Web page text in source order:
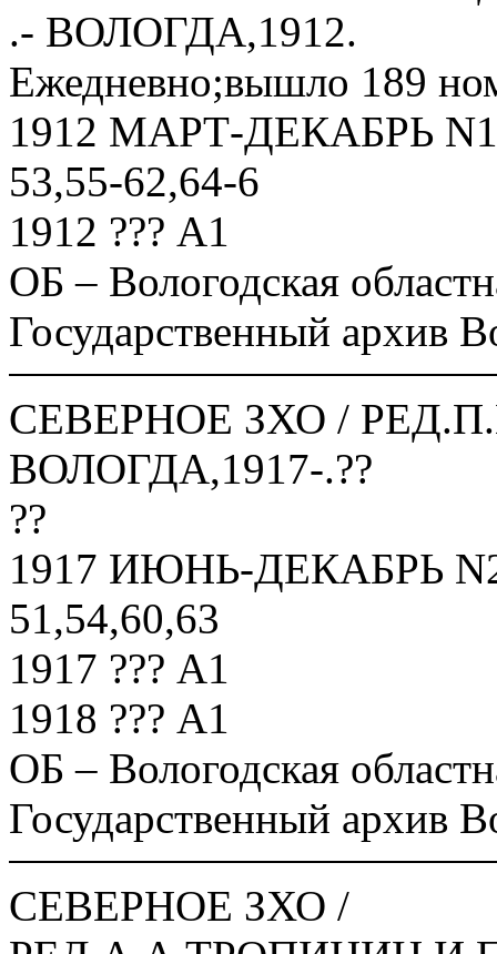
.- ВОЛОГДА,1912.
Ежедневно;вышло 189
1912 МАРТ-ДЕКАБРЬ
53,55-62,64-6
1912 ??? А1
ОБ – Вологодская
Государственный архив
СЕВЕРНОЕ ЗХО /
ВОЛОГДА,1917-.??
??
1917 ИЮНЬ-ДЕКАБРЬ
51,54,60,63
1917 ??? А1
1918 ??? А1
ОБ – Вологодская
Государственный архив
СЕВЕРНОЕ ЗХО /